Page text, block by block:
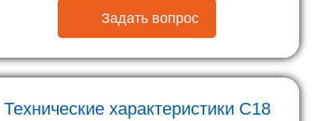
Задать вопрос
Технические характеристики С18